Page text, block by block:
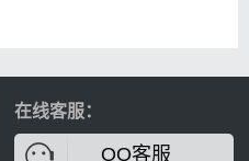
在线客服：
QQ客服